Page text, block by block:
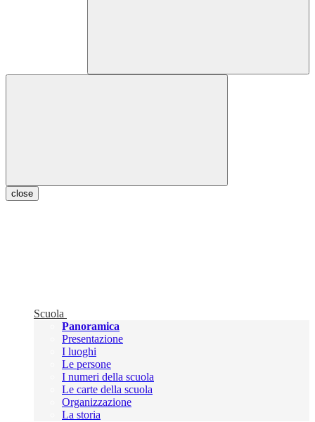
close
Scuola
Panoramica
Presentazione
I luoghi
Le persone
I numeri della scuola
Le carte della scuola
Organizzazione
La storia